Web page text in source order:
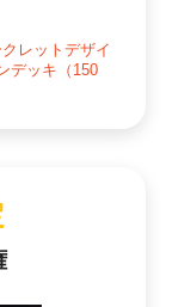
レットデザイ
デッキ（150